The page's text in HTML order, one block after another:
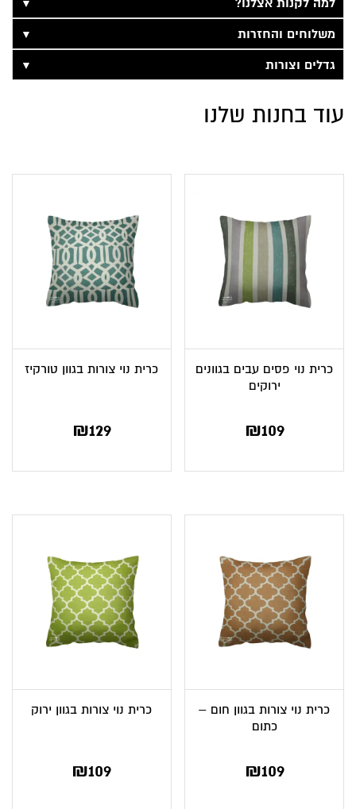
למה לקנות אצלנו?
משלוחים והחזרות
▼
גדלים וצורות
▼
עוד בחנות שלנו
כרית נוי פסים עבים בגוונים
ירוקים
₪109
כרית נוי צורות בגוון טורקיז
₪129
כרית נוי צורות בגוון חום –
כתום
₪109
כרית נוי צורות בגוון ירוק
₪109